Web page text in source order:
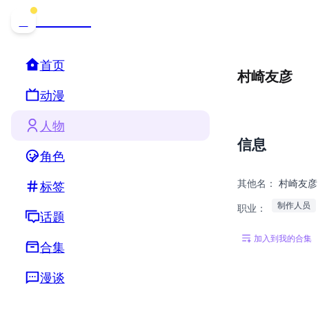
首页
动漫
人物
角色
标签
话题
合集
漫谈
村崎友彦
信息
其他名： 村崎友彦
职业：
制作人员
加入到我的合集